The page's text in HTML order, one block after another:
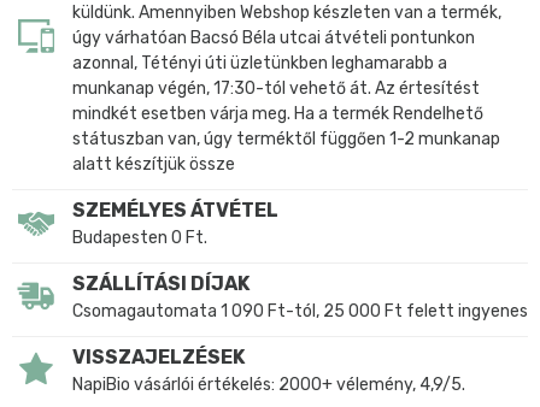
küldünk. Amennyiben Webshop készleten van a termék,
úgy várhatóan Bacsó Béla utcai átvételi pontunkon
azonnal, Tétényi úti üzletünkben leghamarabb a
munkanap végén, 17:30-tól vehető át. Az értesítést
mindkét esetben várja meg. Ha a termék Rendelhető
státuszban van, úgy terméktől függően 1-2 munkanap
alatt készítjük össze
SZEMÉLYES ÁTVÉTEL
Budapesten 0 Ft.
SZÁLLÍTÁSI DÍJAK
Csomagautomata 1 090 Ft-tól, 25 000 Ft felett ingyenes
VISSZAJELZÉSEK
NapiBio vásárlói értékelés: 2000+ vélemény, 4,9/5.